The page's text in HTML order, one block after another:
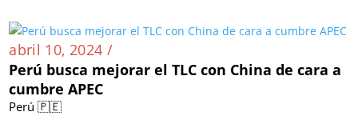
abril 10, 2024 /
Perú busca mejorar el TLC con China de cara a
cumbre APEC
Perú 🇵🇪